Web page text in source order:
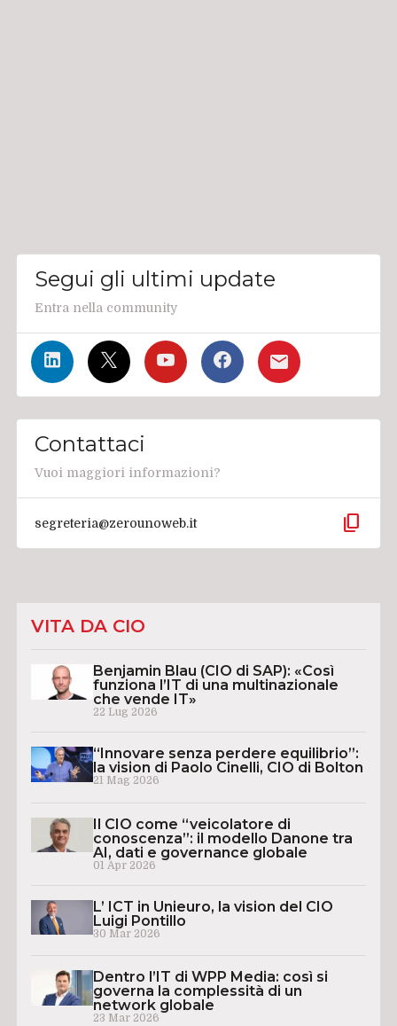
Segui gli ultimi update
Entra nella community
Contattaci
Vuoi maggiori informazioni?
segreteria@zerounoweb.it content_copy
VITA DA CIO
Benjamin Blau (CIO di SAP): «Così
funziona l’IT di una multinazionale
che vende IT»
22 Lug 2026
“Innovare senza perdere equilibrio”:
la vision di Paolo Cinelli, CIO di Bolton
21 Mag 2026
Il CIO come “veicolatore di
conoscenza”: il modello Danone tra
AI, dati e governance globale
01 Apr 2026
L’ ICT in Unieuro, la vision del CIO
Luigi Pontillo
30 Mar 2026
Dentro l’IT di WPP Media: così si
governa la complessità di un
network globale
23 Mar 2026